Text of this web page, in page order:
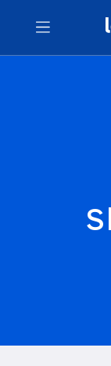
Menu